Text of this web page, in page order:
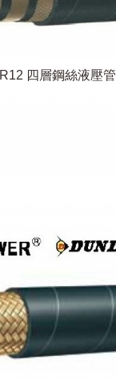
R12 四層鋼絲液壓管